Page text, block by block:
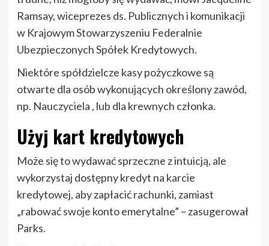
Ramsay, wiceprezes ds. Publicznych i komunikacji
w Krajowym Stowarzyszeniu Federalnie
Ubezpieczonych Spółek Kredytowych.
Niektóre spółdzielcze kasy pożyczkowe są
otwarte dla osób wykonujących określony zawód,
np. Nauczyciela , lub dla krewnych członka.
Użyj kart kredytowych
Może się to wydawać sprzeczne z intuicją, ale
wykorzystaj dostępny kredyt na karcie
kredytowej, aby zapłacić rachunki, zamiast
„rabować swoje konto emerytalne” – zasugerował
Parks.